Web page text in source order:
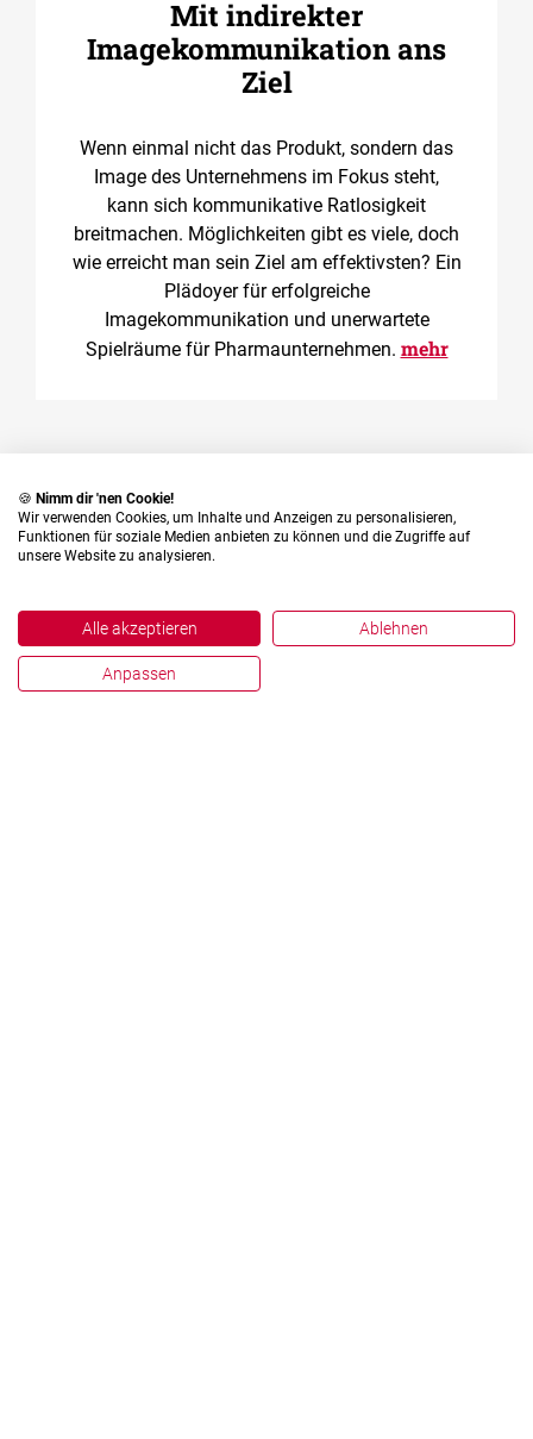
Mit indirekter
Imagekommunikation ans
Ziel
Wenn einmal nicht das Produkt, sondern das
Image des Unternehmens im Fokus steht,
kann sich kommunikative Ratlosigkeit
breitmachen. Möglichkeiten gibt es viele, doch
wie erreicht man sein Ziel am effektivsten? Ein
Plädoyer für erfolgreiche
Imagekommunikation und unerwartete
Spielräume für Pharmaunternehmen. mehr
English
🍪 Nimm dir 'nen Cookie!
Wir verwenden Cookies, um Inhalte und Anzeigen zu personalisieren,
Funktionen für soziale Medien anbieten zu können und die Zugriffe auf
unsere Website zu analysieren.
Alle akzeptieren Ablehnen
Anpassen